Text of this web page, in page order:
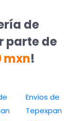
de
parte de
mxn!
Envíos de
Tepexpan